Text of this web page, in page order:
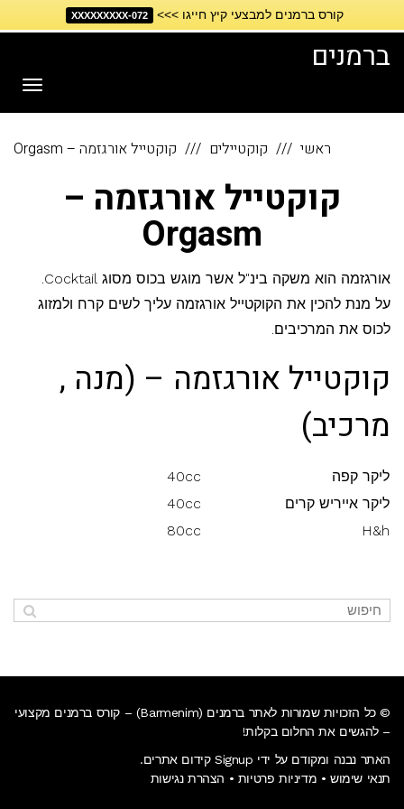
קורס ברמנים למבצעי קיץ חייגו >>> 072-XXXXXXXXX
ברמנים
ראשי קוקטיילים קוקטייל אורגזמה – Orgasm
קוקטייל אורגזמה –
Orgasm
אורגזמה הוא משקה בינ"ל אשר מוגש בכוס מסוג Cocktail.
על מנת להכין את הקוקטייל אורגזמה עליך לשים קרח ולמזוג
לכוס את המרכיבים.
קוקטייל אורגזמה – (מנה ,
מרכיב)
ליקר קפה
40cc
ליקר אייריש קרים
40cc
H&h
80cc
© כל הזכויות שמורות לאתר ברמנים (Barmenim) – קורס ברמנים מקצועי
– להגשים את החלום בקלות!
האתר נבנה ומקודם על ידי Signup קידום אתרים.
תנאי שימוש • מדיניות פרטיות • הצהרת נגישות